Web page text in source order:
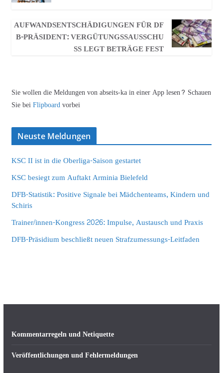
AUFWANDSENTSCHÄDIGUNGEN FÜR DF
B-PRÄSIDENT: VERGÜTUNGSSAUSSCHU
SS LEGT BETRÄGE FEST
Sie wollen die Meldungen von abseits-ka in einer App lesen? Schauen
Sie beiFlipboardvorbei
Neuste Meldungen
KSC II ist in die Oberliga-Saison gestartet
KSC besiegt zum Auftakt Arminia Bielefeld
DFB-Statistik: Positive Signale bei Mädchenteams, Kindern und
Schiris
Trainer/innen-Kongress 2026: Impulse, Austausch und Praxis
DFB-Präsidium beschließt neuen Strafzumessungs-Leitfaden
Kommentarregeln und Netiquette
Veröffentlichungen und Fehlermeldungen